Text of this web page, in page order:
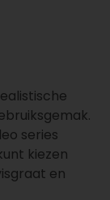
series
kiezen
en